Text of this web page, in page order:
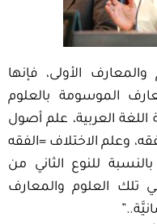
الأولى، فإنها
الموسومة بالعلوم
العربية، علم أصول
وعلم الاختلاف =الفقه
للنوع الثاني من
تلك العلوم والمعارف